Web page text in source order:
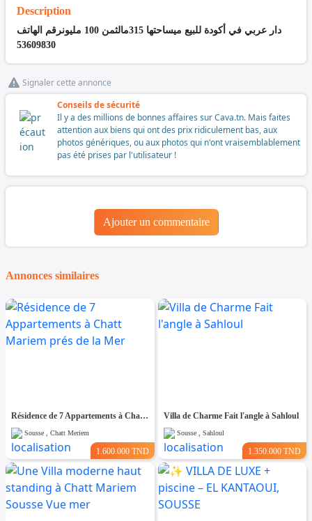
Description
دار عربي في أكودة للبيع ميساحتها 315م الثمن 100 مليون
رقم الهاتف
53609830
Signaler cette annonce
Conseils de sécurité
Il y a des millions de bonnes affaires sur Cava.tn. Mais faites
attention aux biens qui ont des prix ridiculement bas, aux
photos génériques, ou aux photos qui n'ont vraisemblablement
pas été prises par l'utilisateur !
Ajouter un commentaire
Annonces similaires
Résidence de 7 Appartements à Chatt Mariem prés de la Mer
Sousse , Chatt Meriem
1.600.000 TND
Villa de Charme Fait l'angle à Sahloul
Sousse , Sahloul
1.350.000 TND